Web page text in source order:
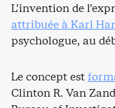
L’invention de
attribuée à Karl
psychologue, au
Le concept est
Clinton R. Van